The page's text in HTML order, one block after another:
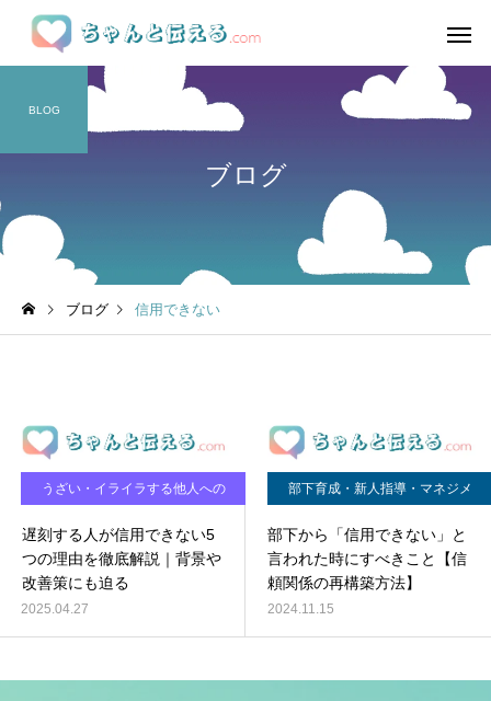
ブログ
BLOG
ブログ 信用できない
うざい・イライラする他人への
遅刻する人が信用できない5
つの理由を徹底解説｜背景や
改善策にも迫る
2025.04.27
部下育成・新人指導・マネジメ
部下から「信用できない」と
言われた時にすべきこと【信
頼関係の再構築方法】
2024.11.15